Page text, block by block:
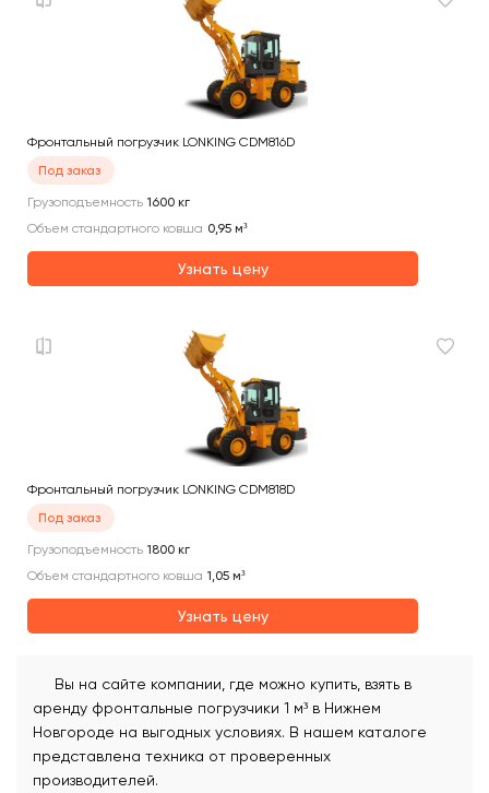
Фронтальный погрузчик LONKING CDM816D
Под заказ
Грузоподъемность 1600 кг
Объем стандартного ковша 0,95 м³
Узнать цену
Фронтальный погрузчик LONKING CDM818D
Под заказ
Грузоподъемность 1800 кг
Объем стандартного ковша 1,05 м³
Узнать цену
Вы на сайте компании, где можно купить, взять в
аренду фронтальные погрузчики 1 м³ в Нижнем
Новгороде на выгодных условиях. В нашем каталоге
представлена техника от проверенных
производителей.